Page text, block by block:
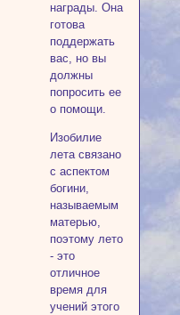
награды. Она
готова
поддержать
вас, но вы
должны
попросить ее
о помощи.
Изобилие
лета связано
с аспектом
богини,
называемым
матерью,
поэтому лето
- это
отличное
время для
учений этого